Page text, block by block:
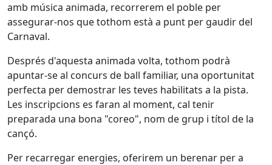
amb música animada, recorrerem el poble per
assegurar-nos que tothom està a punt per gaudir del
Carnaval.
Després d'aquesta animada volta, tothom podrà
apuntar-se al concurs de ball familiar, una oportunitat
perfecta per demostrar les teves habilitats a la pista.
Les inscripcions es faran al moment, cal tenir
preparada una bona "coreo", nom de grup i títol de la
cançó.
Per recarregar energies, oferirem un berenar per a